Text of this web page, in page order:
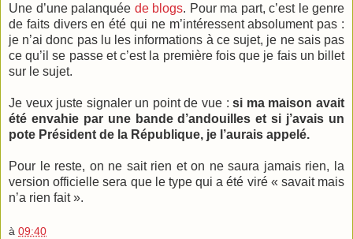
Une d’une palanquée de blogs. Pour ma part, c’est le genre
de faits divers en été qui ne m’intéressent absolument pas :
je n’ai donc pas lu les informations à ce sujet, je ne sais pas
ce qu’il se passe et c’est la première fois que je fais un billet
sur le sujet.
Je veux juste signaler un point de vue :si ma maison avait
été envahie par une bande d’andouilles et si j’avais un
pote Président de la République, je l’aurais appelé.
Pour le reste, on ne sait rien et on ne saura jamais rien, la
version officielle sera que le type qui a été viré « savait mais
n’a rien fait ».
à 09:40